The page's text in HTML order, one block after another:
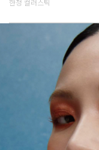
한정 컬러스틱